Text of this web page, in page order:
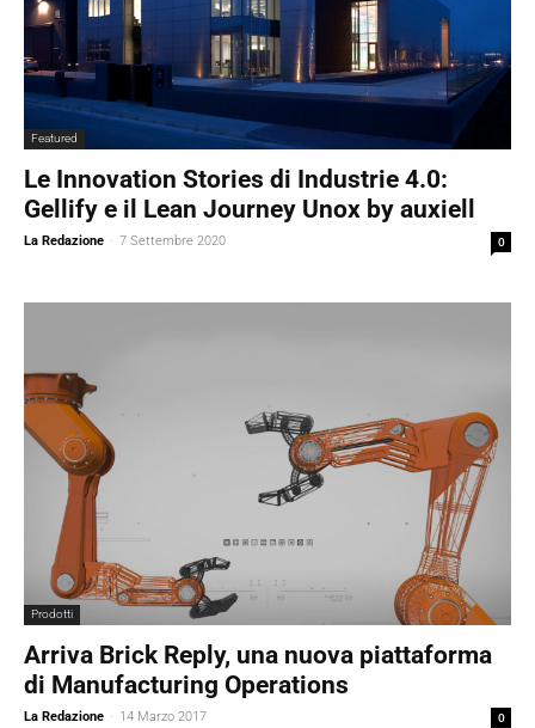
Featured
Le Innovation Stories di Industrie 4.0:
Gellify e il Lean Journey Unox by auxiell
La Redazione - 7 Settembre 2020 0
Prodotti
Arriva Brick Reply, una nuova piattaforma
di Manufacturing Operations
La Redazione - 14 Marzo 2017 0